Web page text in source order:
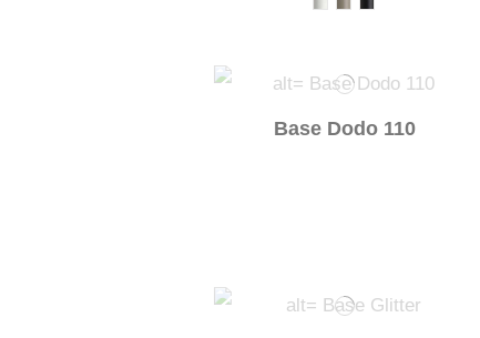
Base Dodo 110